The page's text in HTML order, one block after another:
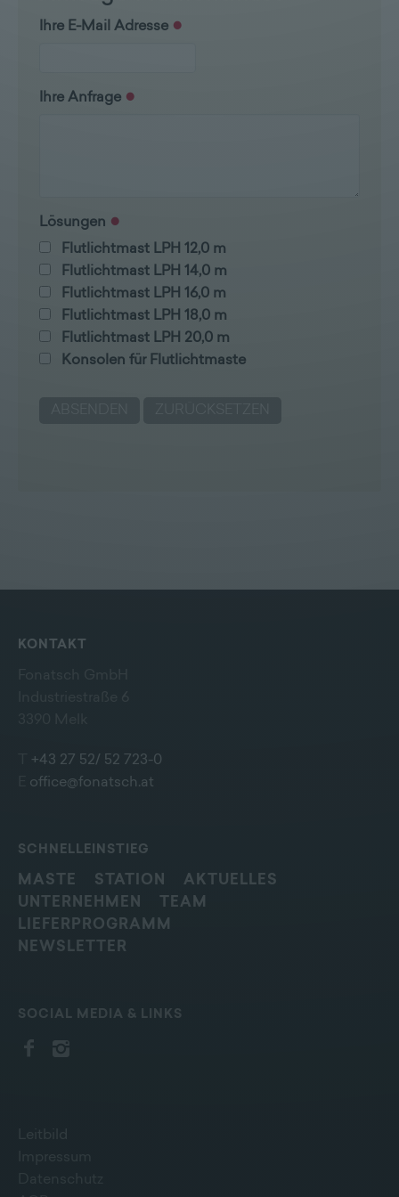
Ihre E-Mail Adresse
Ihre Anfrage
Lösungen
Flutlichtmast LPH 12,0 m
Flutlichtmast LPH 14,0 m
Flutlichtmast LPH 16,0 m
Flutlichtmast LPH 18,0 m
Flutlichtmast LPH 20,0 m
Konsolen für Flutlichtmaste
KONTAKT
+43 27 52/ 52 723-0
office@fonatsch.at
SCHNELLEINSTIEG
MASTE STATION
AKTUELLES
UNTERNEHMEN
TEAM
LIEFERPROGRAMM
NEWSLETTER
SOCIAL MEDIA & LINKS